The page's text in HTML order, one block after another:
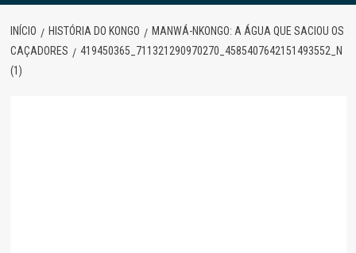
INÍCIO HISTÓRIA DO KONGO
MANWÁ-NKONGO: A ÁGUA QUE SACIOU OS
CAÇADORES
419450365_711321290970270_4585407642151493552_N
(1)